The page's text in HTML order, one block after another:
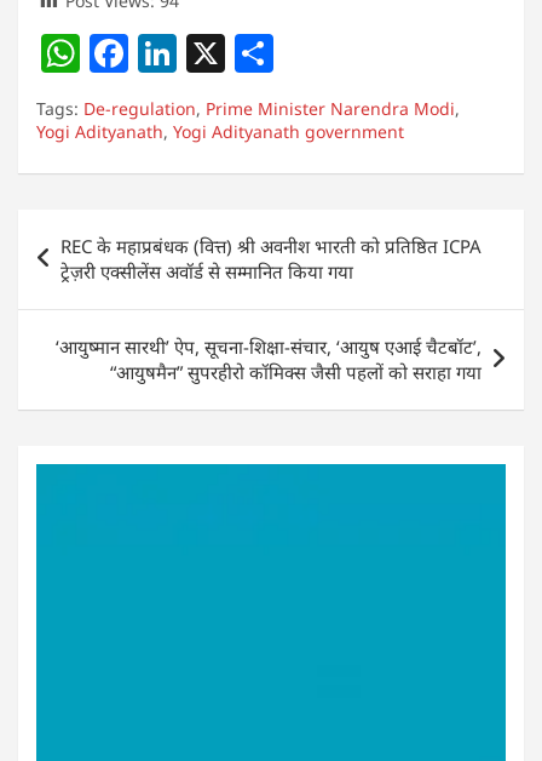
W
h
at
s
p
p
F
a
c
e
o
o
k
Li
n
k
e
n
X
h
ar
e
Tags: De-regulation, Prime Minister Narendra Modi,
Yogi Adityanath, Yogi Adityanath government
navigation
REC के महाप्रबंधक (वित्त) श्री अवनीश भारती को प्रतिष्ठित ICPA
ट्रेज़री एक्सीलेंस अवॉर्ड से सम्मानित किया गया
‘आयुष्मान सारथी’ ऐप, सूचना-शिक्षा-संचार, ‘आयुष एआई चैटबॉट’,
“आयुषमैन” सुपरहीरो कॉमिक्स जैसी पहलों को सराहा गया